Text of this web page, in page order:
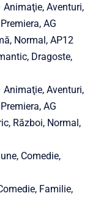
Aventuri,
AG
Normal, AP12
Dragoste,
Aventuri,
AG
Război, Normal,
Comedie,
Familie,